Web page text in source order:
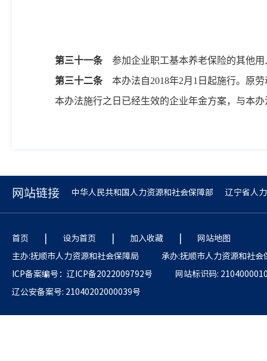
第三十一条参加企业职工基本养老保险的其他用
第三十二条本办法自2018年2月1日起施行。原劳
本办法施行之日已经生效的企业年金方案，与本
网站链接 中华人民共和国人力资源和社会保障部 辽宁省人
首页 | 设为首页 | 加入收藏 |
网站地图
主办:抚顺市人力资源和社会保障局
承办:抚顺市人力资源和社会
ICP备案编号：辽ICP备2022009792号
网站标识码:
辽公安备案号: 21040202000039号